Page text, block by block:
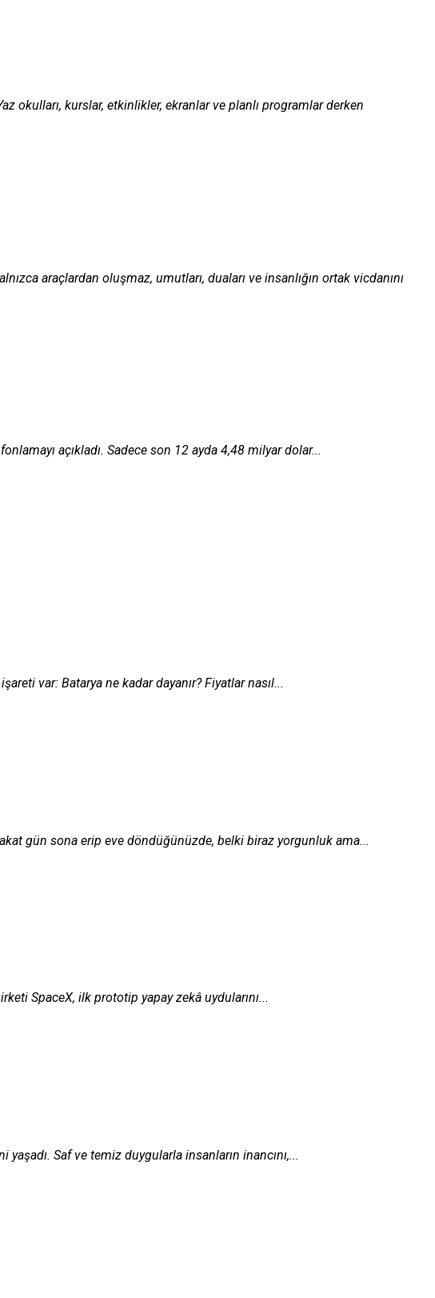
okulları, kurslar, etkinlikler, ekranlar ve planlı programlar derken
araçlardan oluşmaz, umutları, duaları ve insanlığın ortak vicdanını
açıkladı. Sadece son 12 ayda 4,48 milyar dolar...
var: Batarya ne kadar dayanır? Fiyatlar nasıl...
gün sona erip eve döndüğünüzde, belki biraz yorgunluk ama...
SpaceX, ilk prototip yapay zekâ uydularını...
Saf ve temiz duygularla insanların inancını,...